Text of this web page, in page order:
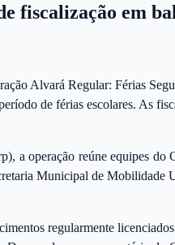
fiscalização em
Alvará Regular: Férias
de férias escolares. As
a operação reúne equipes
Municipal de Mobilidade
regularmente